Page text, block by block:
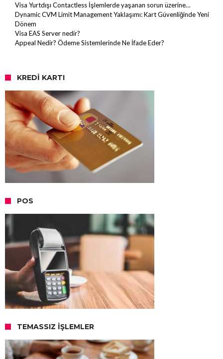
Visa Yurtdışı Contactless İşlemlerde yaşanan sorun üzerine…
Dynamic CVM Limit Management Yaklaşımı: Kart Güvenliğinde Yeni
Dönem
Visa EAS Server nedir?
Appeal Nedir? Ödeme Sistemlerinde Ne İfade Eder?
KREDI KARTI
POS
TEMASSIZ İŞLEMLER